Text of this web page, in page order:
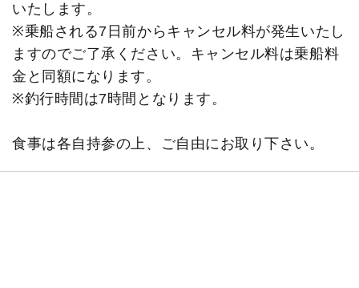
いたします。
※乗船される7日前からキャンセル料が発生いたし
ますのでご了承ください。キャンセル料は乗船料
金と同額になります。
※釣行時間は7時間となります。
食事は各自持参の上、ご自由にお取り下さい。